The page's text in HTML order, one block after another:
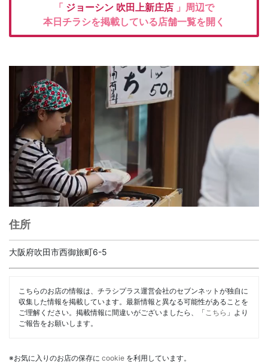
「 ジョーシン 吹田上新庄店 」周辺で
本日チラシを掲載している店舗一覧を開く
住所
大阪府吹田市西御旅町6-5
こちらのお店の情報は、チラシプラス運営会社のセブンネットが独自に
収集した情報を掲載しています。最新情報と異なる可能性があることを
ご理解ください。掲載情報に間違いがございましたら、「 こちら 」より
ご報告をお願いします。
※お気に入りのお店の保存に cookie を利用しています。